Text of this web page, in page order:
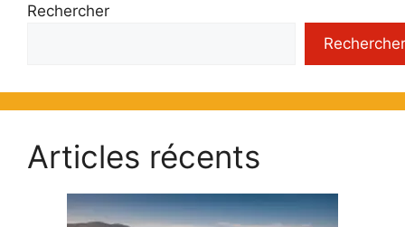
Rechercher
Rechercher
Articles récents